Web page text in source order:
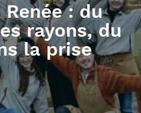
: du
rayons, du
la prise